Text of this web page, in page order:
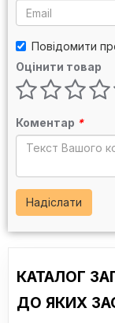
Повідомити
Оцінити товар
Коментар *
Надіслати
КАТАЛОГ
ДО ЯКИХ